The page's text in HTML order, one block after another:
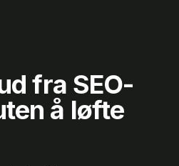
fra SEO-
å løfte